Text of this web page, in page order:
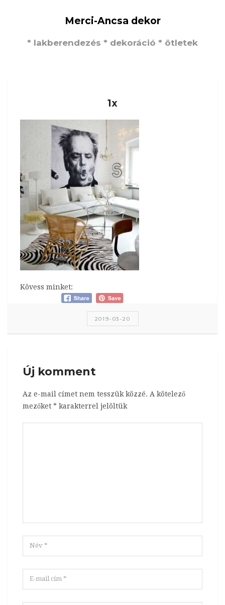
Merci-Ancsa dekor
* lakberendezés * dekoráció * ötletek
1x
Kövess minket:
2019-03-20
Új komment
Az e-mail címet nem tesszük közzé. A kötelező
mezőket * karakterrel jelöltük